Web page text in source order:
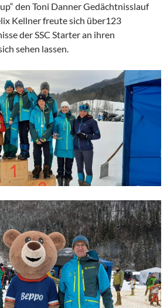
den Toni Danner Gedächtnisslauf
Kellner freute sich über123
der SSC Starter an ihren
sehen lassen.